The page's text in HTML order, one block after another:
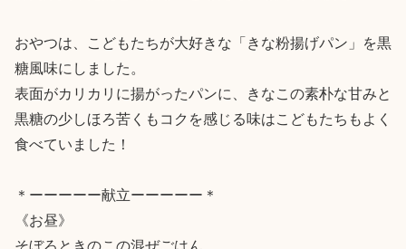
おやつは、こどもたちが大好きな「きな粉揚げパン」を黒
糖風味にしました。
表面がカリカリに揚がったパンに、きなこの素朴な甘みと
黒糖の少しほろ苦くもコクを感じる味はこどもたちもよく
食べていました！
＊ーーーーー献立ーーーーー＊
《お昼》
そぼろときのこの混ぜごはん